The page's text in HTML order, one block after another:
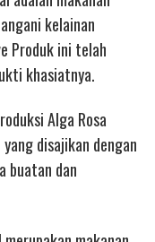
kelainan
Produk ini telah
khasiatnya.
Alga Rosa
disajikan dengan
buatan dan